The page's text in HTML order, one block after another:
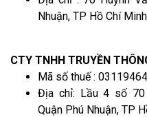
Nhuận, TP Hồ Chí Minh
CTY TNHH TRUYỀN
Mã số thuế :
Địa chỉ: Lầu 4 số 70
Quận Phú Nhuận, TP